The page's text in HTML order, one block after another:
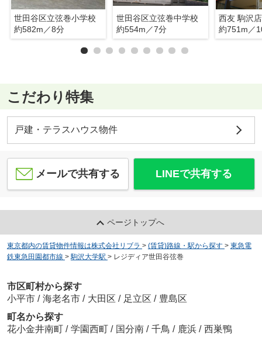
世田谷区立弦巻小学校
約582m／8分
世田谷区立弦巻中学校
約554m／7分
西友 駒沢店
約751m／
こだわり特集
戸建・テラスハウス物件
メールで共有する LINEで共有する
ページトップへ
東京都内の賃貸物件情報は株式会社リブラ > (賃貸)路線・駅から探す > 東急電
鉄東急田園都市線 > 駒沢大学駅 > レジディア世田谷弦巻
市区町村から探す
小平市 / 海老名市 / 大田区 / 足立区 / 豊島区
町名から探す
花小金井南町 / 学園西町 / 国分南 / 千鳥 / 鹿浜 / 西巣鴨